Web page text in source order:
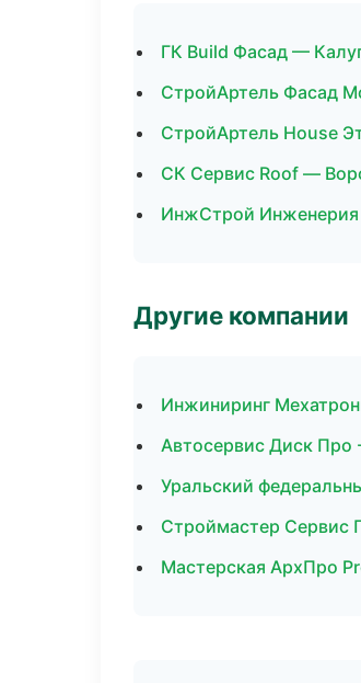
ГК Build Фасад —
СтройАртель Фасад
СтройАртель House
СК Сервис Roof —
ИнжСтрой
Другие компании
Инжиниринг
Автосервис Диск Про
Уральский
Строймастер Сервис
Мастерская АрхПро